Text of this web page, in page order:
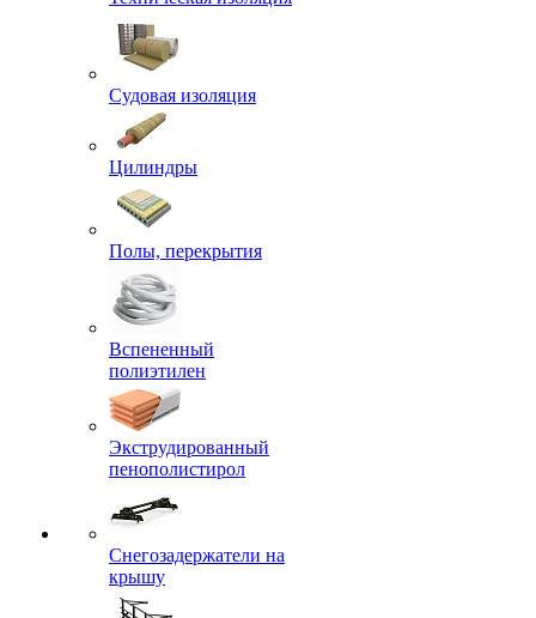
Судовая изоляция
Цилиндры
Полы, перекрытия
Вспененный
полиэтилен
Экструдированный
пенополистирол
Снегозадержатели на
крышу